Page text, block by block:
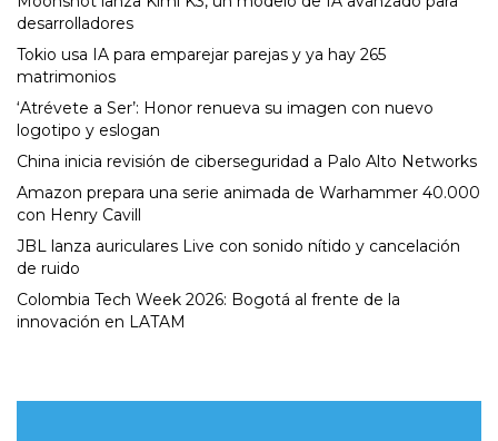
desarrolladores
Tokio usa IA para emparejar parejas y ya hay 265
matrimonios
‘Atrévete a Ser’: Honor renueva su imagen con nuevo
logotipo y eslogan
China inicia revisión de ciberseguridad a Palo Alto Networks
Amazon prepara una serie animada de Warhammer 40.000
con Henry Cavill
JBL lanza auriculares Live con sonido nítido y cancelación
de ruido
Colombia Tech Week 2026: Bogotá al frente de la
innovación en LATAM